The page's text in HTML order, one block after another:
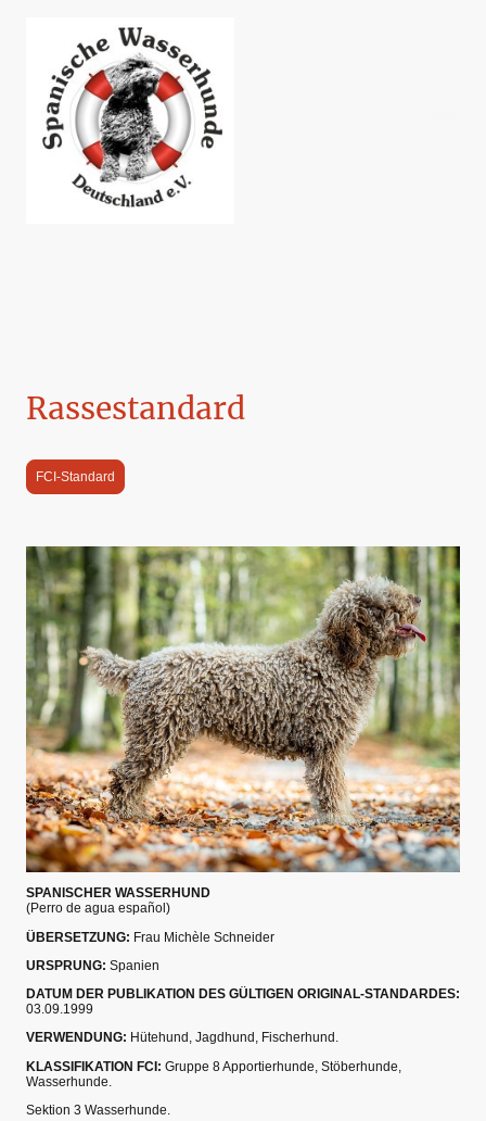
Rassestandard
FCI-Standard
SPANISCHER WASSERHUND
(Perro de agua español)
ÜBERSETZUNG: Frau Michèle Schneider
URSPRUNG: Spanien
DATUM DER PUBLIKATION DES GÜLTIGEN ORIGINAL-STANDARDES:
03.09.1999
VERWENDUNG: Hütehund, Jagdhund, Fischerhund.
KLASSIFIKATION FCI: Gruppe 8 Apportierhunde, Stöberhunde,
Wasserhunde.
Sektion 3 Wasserhunde.